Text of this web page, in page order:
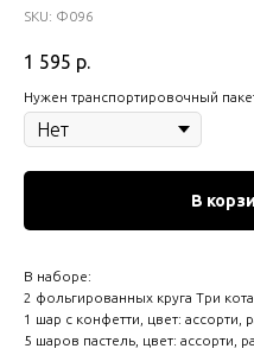
SKU: Ф096
1 595 р.
Нужен транспортировочный
В
В наборе:
2 фольгированных круга Три
1 шар с конфетти, цвет: ассорти,
5 шаров пастель, цвет: ассорти,